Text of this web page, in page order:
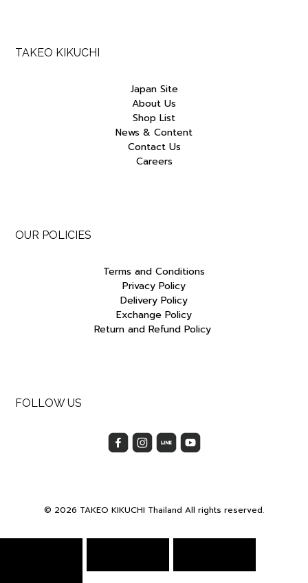
TAKEO KIKUCHI
Japan Site
About Us
Shop List
News & Content
Contact Us
Careers
OUR POLICIES
Terms and Conditions
Privacy Policy
Delivery Policy
Exchange Policy
Return and Refund Policy
FOLLOW US
© 2026 TAKEO KIKUCHI Thailand All rights reserved.